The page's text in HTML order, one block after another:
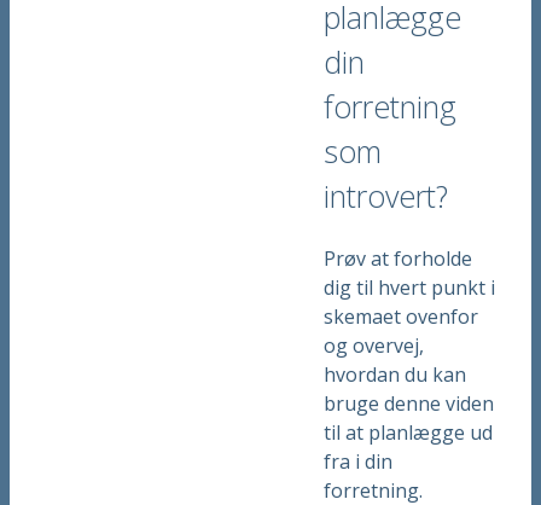
planlægge
din
forretning
som
introvert?
Prøv at forholde
dig til hvert punkt i
skemaet ovenfor
og overvej,
hvordan du kan
bruge denne viden
til at planlægge ud
fra i din
forretning.